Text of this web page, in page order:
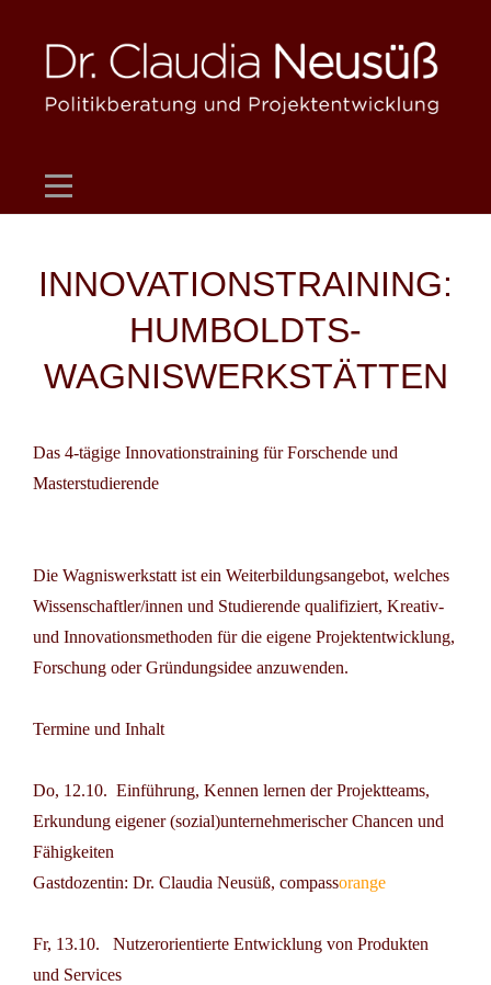
content
INNOVATIONSTRAINING:
HUMBOLDTS-
WAGNISWERKSTÄTTEN
Das 4-tägige Innovationstraining für Forschende und
Masterstudierende
Die Wagniswerkstatt ist ein Weiterbildungsangebot, welches
Wissenschaftler/innen und Studierende qualifiziert, Kreativ-
und Innovationsmethoden für die eigene Projektentwicklung,
Forschung oder Gründungsidee anzuwenden.
Termine und Inhalt
Do, 12.10. Einführung, Kennen lernen der Projektteams,
Erkundung eigener (sozial)unternehmerischer Chancen und
Fähigkeiten
Gastdozentin: Dr. Claudia Neusüß, compassorange
Fr, 13.10. Nutzerorientierte Entwicklung von Produkten
und Services
Beitragsnavigation